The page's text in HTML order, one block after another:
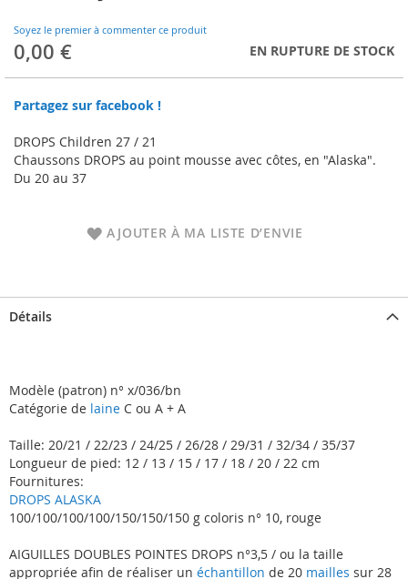
Soyez le premier à commenter ce produit
0,00 € EN RUPTURE DE STOCK
Partagez sur facebook !
DROPS Children 27 / 21
Chaussons DROPS au point mousse avec côtes, en "Alaska".
Du 20 au 37
AJOUTER À MA LISTE D’ENVIE
beginning
of
the
gallery
Détails
Modèle (patron) n° x/036/bn
Catégorie de laine C ou A + A
Taille: 20/21 / 22/23 / 24/25 / 26/28 / 29/31 / 32/34 / 35/37
Longueur de pied: 12 / 13 / 15 / 17 / 18 / 20 / 22 cm
Fournitures:
DROPS ALASKA
100/100/100/100/150/150/150 g coloris n° 10, rouge
AIGUILLES DOUBLES POINTES DROPS n°3,5 / ou la taille
appropriée afin de réaliser un échantillon de 20 mailles sur 28